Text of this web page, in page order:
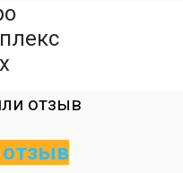
отзыв